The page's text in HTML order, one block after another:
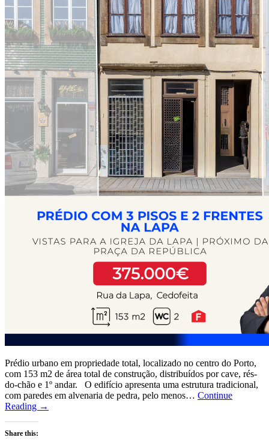
Prédio urbano em propriedade total, localizado no centro do Porto,
com 153 m2 de área total de construção, distribuídos por cave, rés-
do-chão e 1º andar. O edifício apresenta uma estrutura tradicional,
com paredes em alvenaria de pedra, pelo menos… Continue
Reading →
Share this: